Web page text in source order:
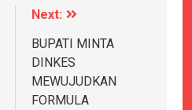
Ketersediaan Air Irigasi
bagi Petani
Next:
BUPATI MINTA
DINKES
MEWUJUDKAN
FORMULA